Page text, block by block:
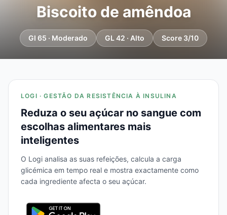
Biscoito de amêndoa
GI 65 · Moderado GL 42 · Alto Score 3/10
LOGI · GESTÃO DA RESISTÊNCIA À INSULINA
Reduza o seu açúcar no sangue com
escolhas alimentares mais
inteligentes
O Logi analisa as suas refeições, calcula a carga
glicémica em tempo real e mostra exactamente como
cada ingrediente afecta o seu açúcar.